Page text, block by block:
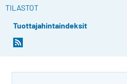
TILASTOT
Tuottajahintaindeksit